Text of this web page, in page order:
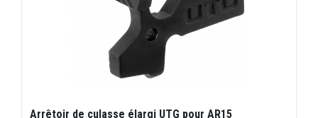
Arrêtoir de culasse élargi UTG pour AR15